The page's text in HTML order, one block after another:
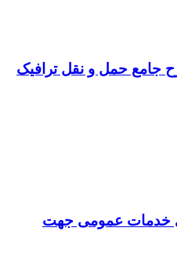
جامع حمل و نقل ترافیک
خدمات عمومی جهت